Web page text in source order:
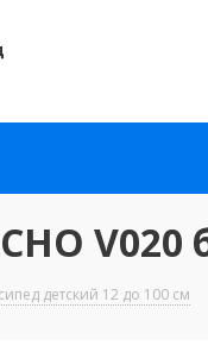
детский 12 до 100 см